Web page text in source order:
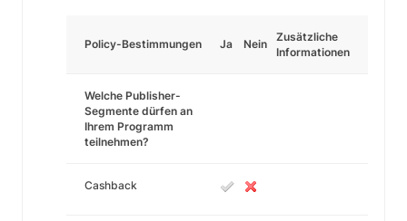
Policy-Bestimmungen Ja Nein
Zusätzliche
Informationen
Welche Publisher-
Segmente dürfen an
Ihrem Programm
teilnehmen?
Cashback